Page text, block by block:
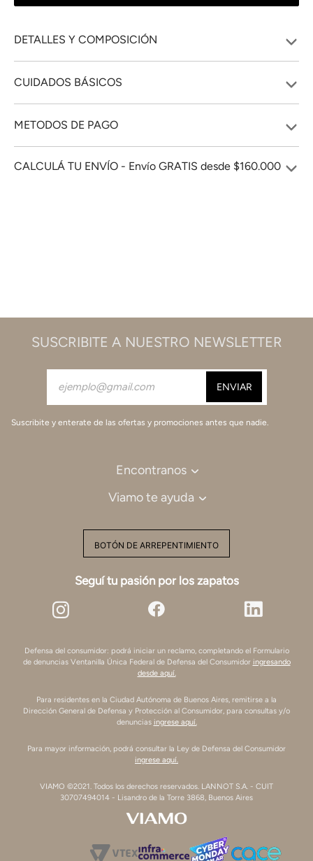
DETALLES Y COMPOSICIÓN
CUIDADOS BÁSICOS
METODOS DE PAGO
CALCULÁ TU ENVÍO - Envío GRATIS desde $160.000
SUSCRIBITE A NUESTRO NEWSLETTER
Suscribite y enterate de las ofertas y promociones antes que nadie.
Encontranos
Viamo te ayuda
BOTÓN DE ARREPENTIMIENTO
Seguí tu pasión por los zapatos
Defensa del consumidor: podrá iniciar un reclamo, completando el Formulario
de denuncias Ventanilla Única Federal de Defensa del Consumidor ingresando
desde aquí.
Para residentes en la Ciudad Autónoma de Buenos Aires, remitirse a la
Dirección General de Defensa y Protección al Consumidor, para consultas y/o
denuncias ingrese aquí.
Para mayor información, podrá consultar la Ley de Defensa del Consumidor
ingrese aquí.
VIAMO ©2021. Todos los derechos reservados. LANNOT S.A. - CUIT
30707494014 - Lisandro de la Torre 3868, Buenos Aires